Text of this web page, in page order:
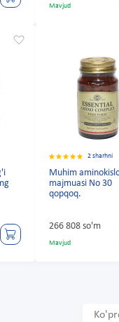
Mavjud
2 sharhni
Muhim
majmuasi No 30
qopqoq.
266 808 so'm
Mavjud